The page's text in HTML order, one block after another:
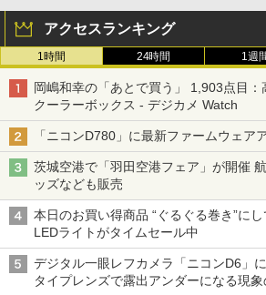
アクセスランキング
1時間 24時間 1週
岡嶋和幸の「あとで買う」 1,903点目
クーラーボックス - デジカメ Watch
「ニコンD780」に最新ファームウェア
茨城空港で「羽田空港フェア」が開催
ッズなども販売
本日のお買い得商品 “ぐるぐる巻き”に
LEDライトがタイムセール中
デジタル一眼レフカメラ「ニコンD6」
タイプレンズで露出アンダーになる現